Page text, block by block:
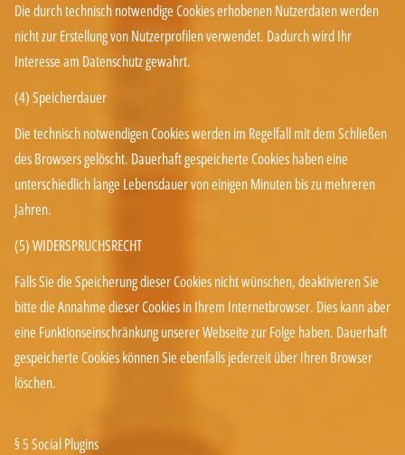
Die durch technisch notwendige Cookies erhobenen Nutzerdaten werden
nicht zur Erstellung von Nutzerprofilen verwendet. Dadurch wird Ihr
Interesse am Datenschutz gewahrt.
(4) Speicherdauer
Die technisch notwendigen Cookies werden im Regelfall mit dem Schließen
des Browsers gelöscht. Dauerhaft gespeicherte Cookies haben eine
unterschiedlich lange Lebensdauer von einigen Minuten bis zu mehreren
Jahren.
(5) WIDERSPRUCHSRECHT
Falls Sie die Speicherung dieser Cookies nicht wünschen, deaktivieren Sie
bitte die Annahme dieser Cookies in Ihrem Internetbrowser. Dies kann aber
eine Funktionseinschränkung unserer Webseite zur Folge haben. Dauerhaft
gespeicherte Cookies können Sie ebenfalls jederzeit über Ihren Browser
löschen.
§ 5 Social Plugins